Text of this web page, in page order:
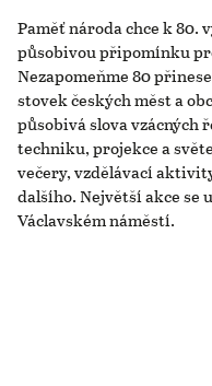
Paměť národa chce k 80.
působivou připomínku
Nezapomeňme 80
stovek českých měst a
působivá slova vzácných
techniku, projekce a
večery, vzdělávací
dalšího. Největší akce se
Václavském náměstí.